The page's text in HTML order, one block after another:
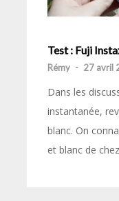
Test : Fuji
Rémy - 27 avril
Dans les
instantanée,
blanc. On
et blanc de